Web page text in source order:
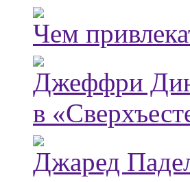
Чем
Джеффри Дин
в
Джаред